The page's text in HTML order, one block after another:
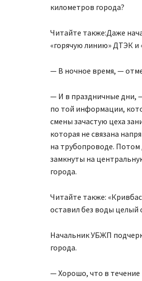
километров города?
Читайте также:Даже
«горячую линию» ДТЭК
— В ночное время, —
— И в праздничные дни,
по той информации,
смены зачастую цеха
которая не связана
на трубопроводе.
замкнуты на
города.
Читайте также:
оставил без воды целый
Начальник УБЖП
города.
— Хорошо, что в течение